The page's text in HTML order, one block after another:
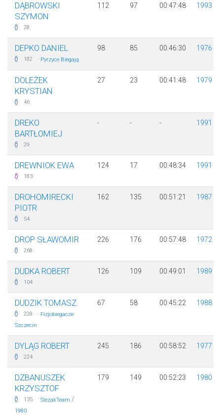
DĄBROWSKI
SZYMON
28
112 97 00:47:48 1993
DEPKO DANIEL
182 · Pyrzyce Biegają
98 85 00:46:30 1976
DOLEŻEK
KRYSTIAN
46
27 23 00:41:48 1979
DREKO
BARTŁOMIEJ
29
- - - 1991
DREWNIOK EWA
183
124 17 00:48:34 1991
DROHOMIRECKI
PIOTR
54
162 135 00:51:21 1987
DROP SŁAWOMIR
268
226 176 00:57:48 1972
DUDKA ROBERT
104
126 109 00:49:01 1989
DUDZIK TOMASZ
228 · Fizjobiegacze
Szczecin
67 58 00:45:22 1988
DYLĄG ROBERT
224
245 186 00:58:52 1977
DZBANUSZEK
KRZYSZTOF
135 · SlezakTeam /
1980
179 149 00:52:23 1980